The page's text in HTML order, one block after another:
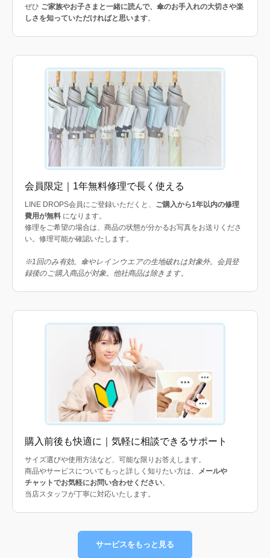
ぜひ ご家族やお子さまと一緒に読んで、傘のお手入れの大切さや楽
しさを知っていただければと思います。
会員限定｜1年無料修理で長く使える
LINE DROPS会員にご登録いただくと、 ご購入から1年以内の修理
費用が無料 になります。
修理をご希望の場合は、商品の状態が分かるお写真をお送りくださ
い。修理可能か確認いたします。
※1回のみ有効。傘やレインウエアの生地破れは対象外。会員登
録後のご購入商品が対象。他社商品は除きます。
購入前後も快適に｜気軽に相談できるサポート
サイズ選びや使用方法など、可能な限りお答えします。
商品やサービスについてもっと詳しく知りたい方は、 メールや
チャットでお気軽にお問い合わせください。
当店スタッフが丁寧に対応いたします。
サービスをもっと見る